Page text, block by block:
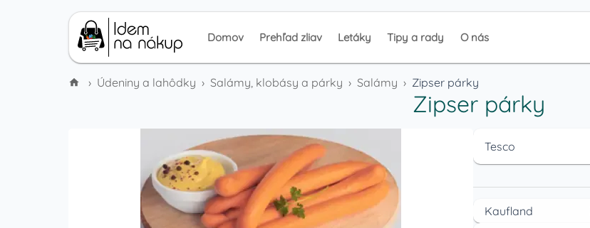
Domov Prehľad zliav Letáky Tipy a rady O nás
› Údeniny a lahôdky › Salámy, klobásy a párky › Salámy › Zipser párky
Zipser párky
Tesco
Kaufland